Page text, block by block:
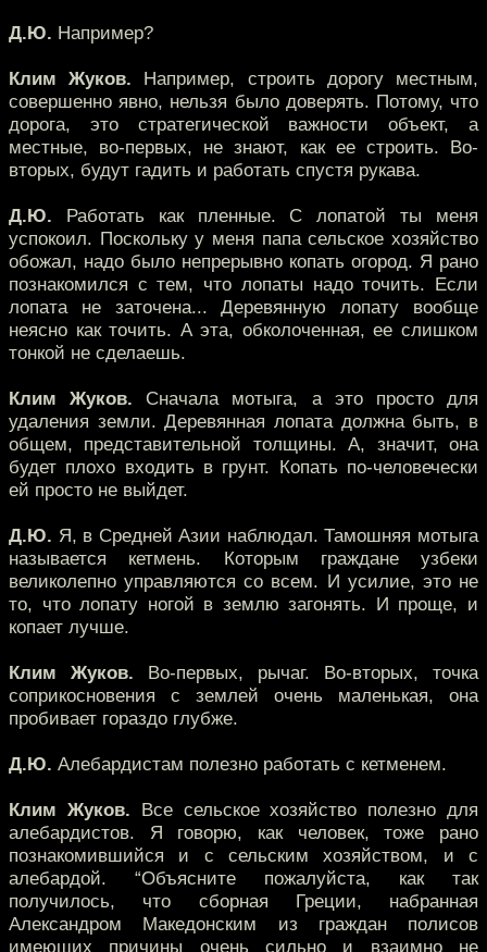
Д.Ю. Например?
Клим Жуков. Например, строить дорогу местным,
совершенно явно, нельзя было доверять. Потому, что
дорога, это стратегической важности объект, а
местные, во-первых, не знают, как ее строить. Во-
вторых, будут гадить и работать спустя рукава.
Д.Ю. Работать как пленные. С лопатой ты меня
успокоил. Поскольку у меня папа сельское хозяйство
обожал, надо было непрерывно копать огород. Я рано
познакомился с тем, что лопаты надо точить. Если
лопата не заточена... Деревянную лопату вообще
неясно как точить. А эта, обколоченная, ее слишком
тонкой не сделаешь.
Клим Жуков. Сначала мотыга, а это просто для
удаления земли. Деревянная лопата должна быть, в
общем, представительной толщины. А, значит, она
будет плохо входить в грунт. Копать по-человечески
ей просто не выйдет.
Д.Ю. Я, в Средней Азии наблюдал. Тамошняя мотыга
называется кетмень. Которым граждане узбеки
великолепно управляются со всем. И усилие, это не
то, что лопату ногой в землю загонять. И проще, и
копает лучше.
Клим Жуков. Во-первых, рычаг. Во-вторых, точка
соприкосновения с землей очень маленькая, она
пробивает гораздо глубже.
Д.Ю. Алебардистам полезно работать с кетменем.
Клим Жуков. Все сельское хозяйство полезно для
алебардистов. Я говорю, как человек, тоже рано
познакомившийся и с сельским хозяйством, и с
алебардой. “Объясните пожалуйста, как так
получилось, что сборная Греции, набранная
Александром Македонским из граждан полисов
имеющих причины очень сильно и взаимно не